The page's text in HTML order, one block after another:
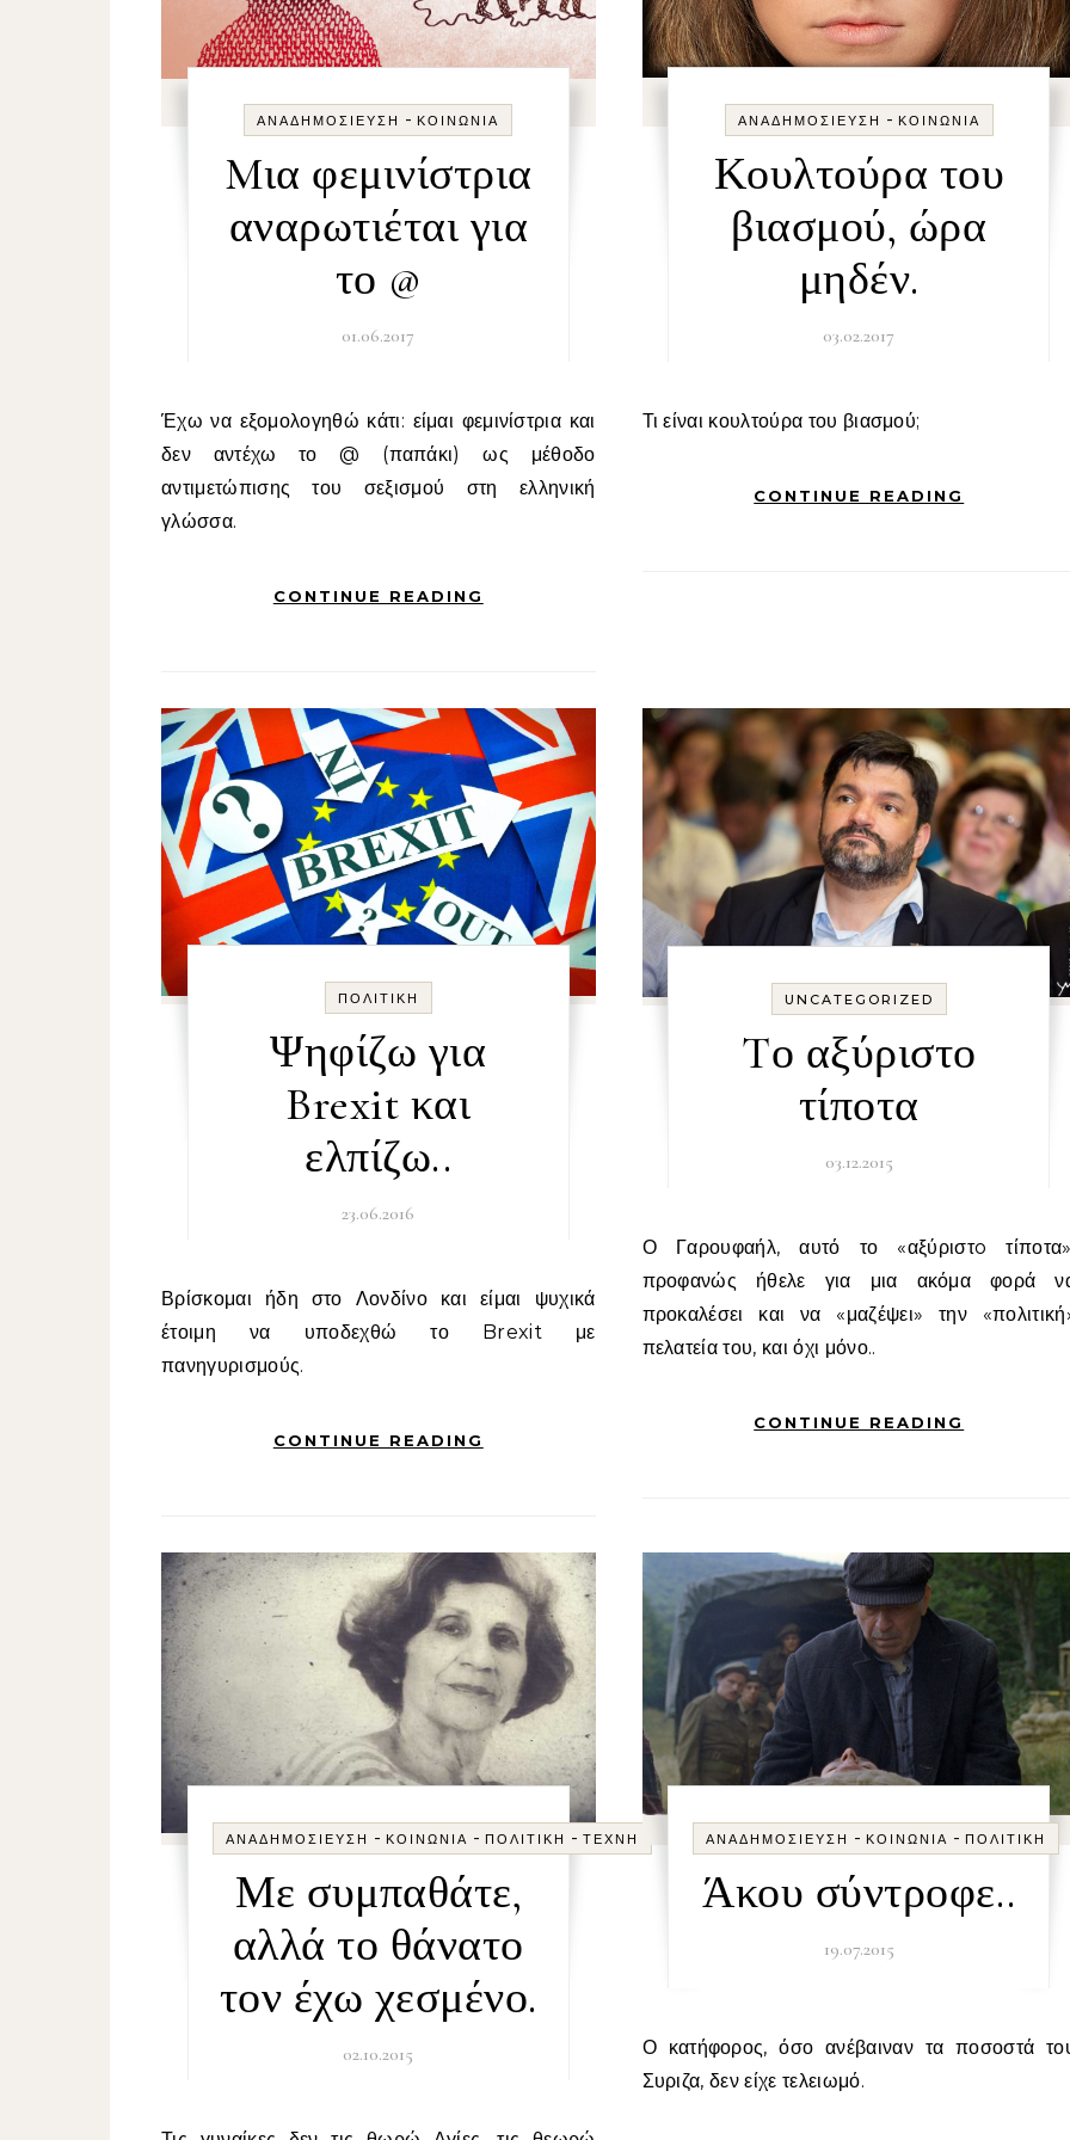
ΑΝΑΔΗΜΟΣΊΕΥΣΗ - ΚΟΙΝΩΝΊΑ
Mια φεμινίστρια
αναρωτιέται για
το @
01.06.2017
Έχω να εξομολογηθώ κάτι: είμαι φεμινίστρια και
δεν αντέχω το @ (παπάκι) ως μέθοδο
αντιμετώπισης του σεξισμού στη ελληνική
γλώσσα.
CONTINUE READING
ΑΝΑΔΗΜΟΣΊΕΥΣΗ - ΚΟΙΝΩΝΊΑ
Κουλτούρα του
βιασμού, ώρα
μηδέν.
03.02.2017
Τι είναι κουλτούρα του βιασμού;
CONTINUE READING
ΠΟΛΙΤΙΚΉ
Ψηφίζω για
Brexit και
ελπίζω..
23.06.2016
Βρίσκομαι ήδη στο Λονδίνο και είμαι ψυχικά
έτοιμη να υποδεχθώ το Brexit με
πανηγυρισμούς.
CONTINUE READING
UNCATEGORIZED
Tο αξύριστο
τίποτα
03.12.2015
Ο Γαρουφαήλ, αυτό το «αξύριστo τίποτα»,
προφανώς ήθελε για μια ακόμα φορά
προκαλέσει και να «μαζέψει» την
πελατεία του, και όχι μόνο..
CONTINUE READING
ΑΝΑΔΗΜΟΣΊΕΥΣΗ - ΚΟΙΝΩΝΊΑ - ΠΟΛΙΤΙΚΉ - ΤΈΧΝΗ
Με συμπαθάτε,
αλλά το θάνατο
τον έχω χεσμένο.
02.10.2015
ΑΝΑΔΗΜΟΣΊΕΥΣΗ - ΚΟΙΝΩΝΊΑ - ΠΟΛΙΤΙΚΉ
Άκου σύντροφε..
19.07.2015
Ο κατήφορος, όσο ανέβαιναν τα ποσοστά του
Συριζα, δεν είχε τελειωμό.